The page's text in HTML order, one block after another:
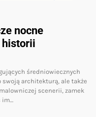
nocne
historii
średniowiecznych
swoją architekturą, ale także
scenerii, zamek
im…